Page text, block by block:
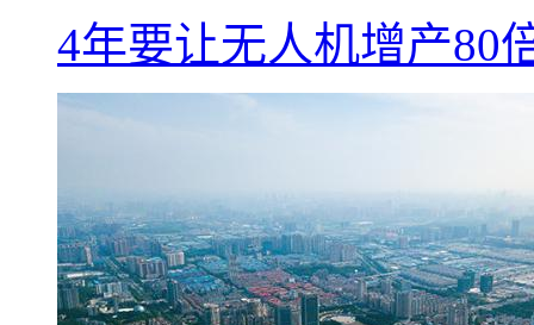
4年要让无人机增产80